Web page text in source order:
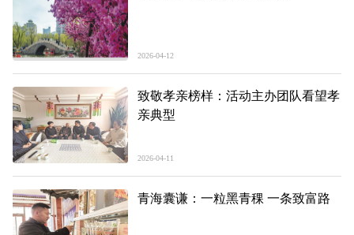
2026-04-12
致敬孝亲榜样：活动主办团队看望孝
亲典型
2026-04-11
青海囊谦：一粒黑青稞 一条致富路